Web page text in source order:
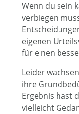
Wenn du sein
verbiegen
eigenen
für einen
Leider
ihre
Ergebnis hast
vielleicht